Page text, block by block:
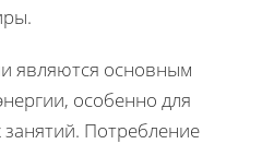
являются основным
особенно для
Потребление